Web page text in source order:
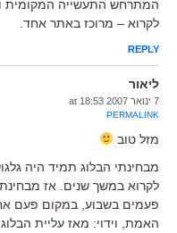
המתרחש התעשייה המקומית
לקרוא – מרוכז באתר אחד.
REPLY
ליאור
7 ינואר 2007 at 18:53
PERMALINK
מזל טוב
מבחינתי הבלוג תמיד היה
לקרוא במשך שנים. אז
פעמים בשבוע, במקום פעם
האמת, וידוי: מאז עליית